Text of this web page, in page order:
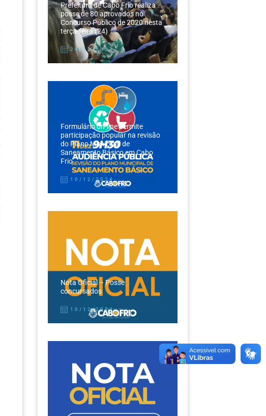
Prefeitura de Cabo Frio realiza
posse de 80 aprovados no
Concurso Público de 2020 nesta
terça-feira (24)
24/12/2024
Formulário on-line permite
participação popular na revisão
do Plano Municipal de
Saneamento Básico em Cabo
Frio
10/12/2024
Nota Oficial – Posse
concursados
10/12/2024